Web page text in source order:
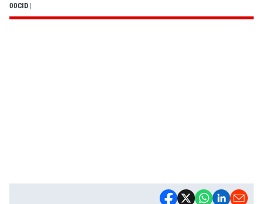
00CID |